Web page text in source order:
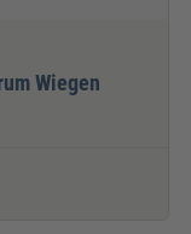
Wiegen